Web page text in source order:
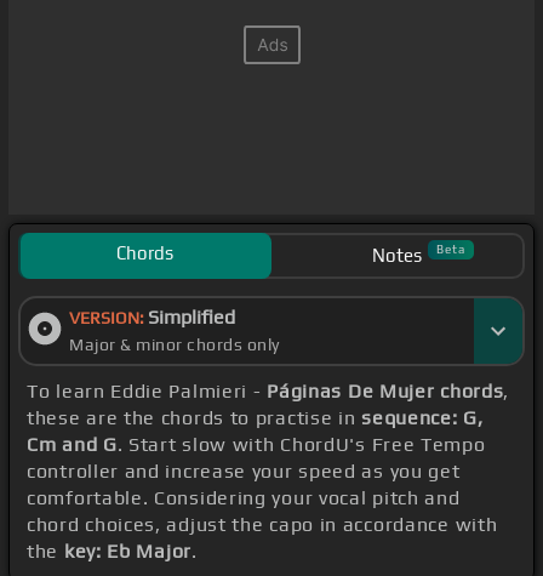
Chords Notes Beta
VERSION: Simplified
Major & minor chords only
To learn Eddie Palmieri - Páginas De Mujer chords,
these are the chords to practise insequence: G,
Cm and G. Start slow with ChordU's Free Tempo
controller and increase your speed as you get
comfortable. Considering your vocal pitch and
chord choices, adjust the capo in accordance with
the key: Eb Major.